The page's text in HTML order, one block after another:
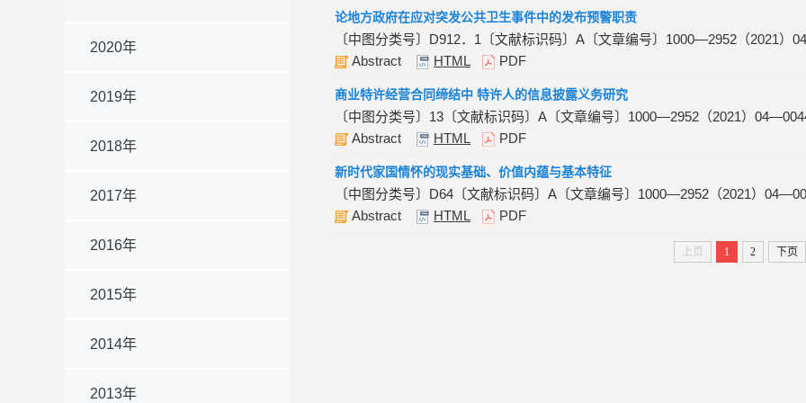
2020年
2019年
2018年
2017年
2016年
2015年
2014年
2013年
论地方政府在应对突发公共卫生事件中的发布预警职责
〔中图分类号〕D912．1〔文献标识码〕A〔文章编号〕1000—2952（2021）
Abstract
HTML PDF
商业特许经营合同缔结中 特许人的信息披露义务研究
〔中图分类号〕13〔文献标识码〕A〔文章编号〕1000—2952（2021）
Abstract
HTML PDF
新时代家国情怀的现实基础、价值内蕴与基本特征
〔中图分类号〕D64〔文献标识码〕A〔文章编号〕1000—2952（2021）
Abstract
HTML PDF
上页 1 2 下页